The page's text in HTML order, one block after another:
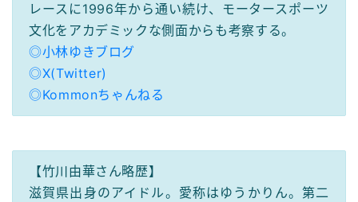
レースに1996年から通い続け、モータースポーツ
文化をアカデミックな側面からも考察する。
◎小林ゆきブログ
◎X(Twitter)
◎Kommonちゃんねる
【竹川由華さん略歴】
滋賀県出身のアイドル。愛称はゆうかりん。第二